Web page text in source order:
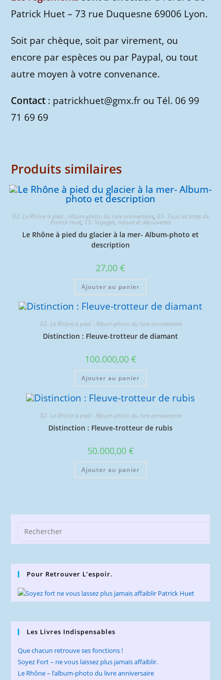
Patrick Huet – 73 rue Duquesne 69006 Lyon.
Soit par chèque, soit par virement, ou
encore par espèces ou par Paypal, ou tout
autre moyen à votre convenance.
Contact : patrickhuet@gmx.fr ou Tél. 06 99
71 69 69
Produits similaires
02- Le Rhône à pied - Album-photo du livre anniversaire, 03- Tous les titres de
Patrick Huet, 15- Voyages, nature et découvertes
Le Rhône à pied du glacier à la mer- Album-photo et
description
27,00 €
Ajouter au panier
02- Le Rhône à pied - Album-photo du livre anniversaire
Distinction : Fleuve-trotteur de diamant
100.000,00 €
Ajouter au panier
02- Le Rhône à pied - Album-photo du livre anniversaire
Distinction : Fleuve-trotteur de rubis
50.000,00 €
Ajouter au panier
Pour Retrouver L’espoir.
Les Livres Indispensables
Que chacun retrouve ses fonctions !
Soyez Fort – ne vous laissez plus jamais affaiblir.
Le Rhône – l’album-photo du livre anniversaire